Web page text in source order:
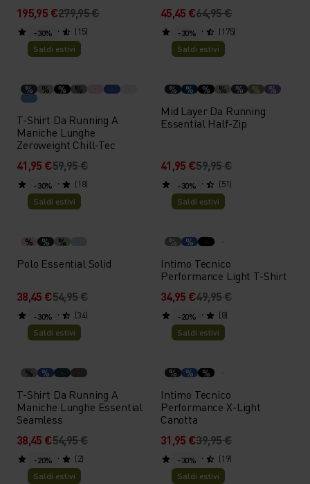
195,95 €279,95 €
(15)
45,45 €64,95 €
(175)
-30%
Saldi estivi
% % % %
T-Shirt Da Running A
Maniche Lunghe
Zeroweight Chill-Tec
41,95 €59,95 €
(18)
-30%
Saldi estivi
% % % % % % %
Mid Layer Da Running
Essential Half-Zip
41,95 €59,95 €
(51)
-30%
Saldi estivi
% % %
Polo Essential Solid
38,45 €54,95 €
(34)
-30%
Saldi estivi
% %
Intimo Tecnico
Performance Light T-Shirt
34,95 €49,95 €
(8)
-30%
Saldi estivi
% %
T-Shirt Da Running A
Maniche Lunghe Essential
Seamless
38,45 €54,95 €
(2)
-20%
Saldi estivi
% % %
Intimo Tecnico
Performance X-Light
Canotta
31,95 €39,95 €
(19)
-20%
Saldi estivi
-30%
Saldi estivi